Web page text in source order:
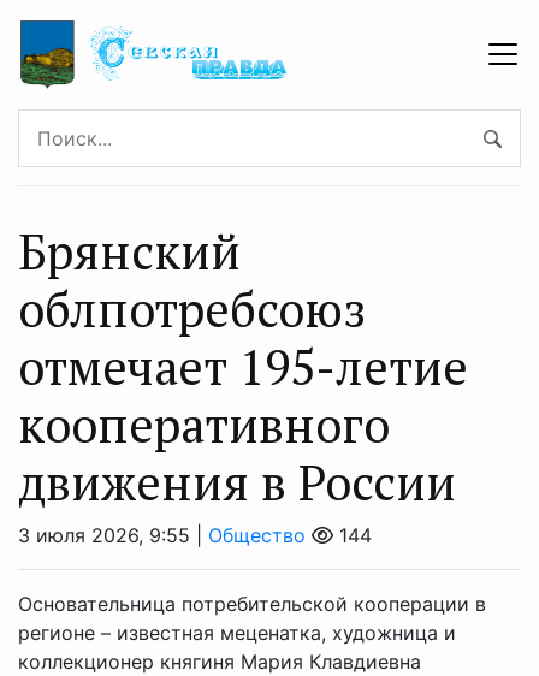
Брянский
облпотребсоюз
отмечает 195-летие
кооперативного
движения в России
3 июля 2026, 9:55 | Общество 144
Основательница потребительской кооперации в
регионе – известная меценатка, художница и
коллекционер княгиня Мария Клавдиевна